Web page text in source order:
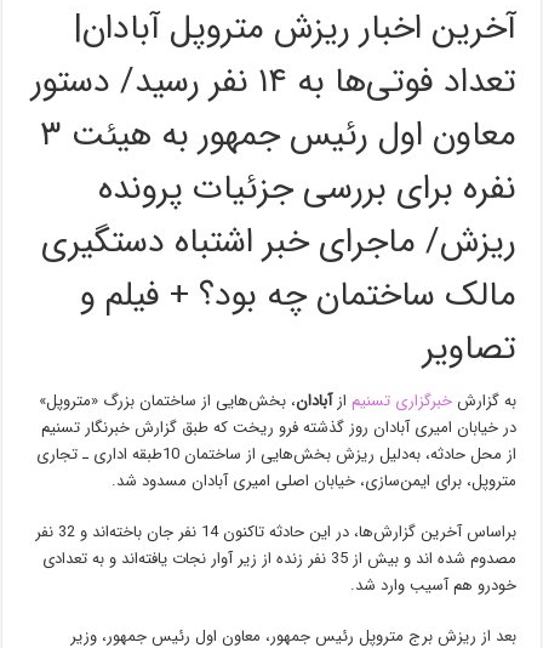
آخرین اخبار ریزش متروپل آبادان|‌
تعداد فوتی‌ها به ۱۴ نفر رسید/ دستور
معاون اول رئیس جمهور به هیئت ۳
نفره برای بررسی جزئیات پرونده
ریزش/ ماجرای خبر اشتباه دستگیری
مالک ساختمان چه بود؟ + فیلم و
تصاویر
به گزارشخبرگزاری تسنیم ازآبادان،‌ ‌‌بخش‌هایی از ساختمان بزرگ «متروپل»
در خیابان امیری آبادان روز گذشته فرو ریخت که طبق گزارش خبرنگار تسنیم
از محل حادثه، به‌دلیل ریزش بخش‌هایی از ساختمان 10طبقه اداری ـ تجاری
متروپل، برای ایمن‌سازی، خیابان اصلی امیری آبادان مسدود شد.
براساس آخرین گزارش‌ها، در این حادثه تاکنون 14 نفر جان باخته‌اند و 32 نفر
مصدوم شده اند و بیش از 35 نفر زنده از زیر آوار نجات یافته‌اند‌ و به تعدادی
خودرو هم آسیب وارد شد.‌
بعد از ریزش برج متروپل رئیس جمهور، معاون اول رئیس جمهور، وزیر